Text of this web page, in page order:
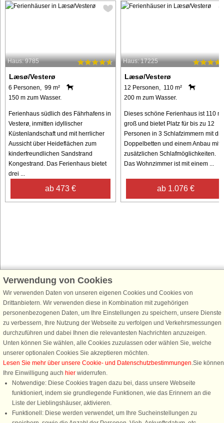
Haus: 9785
Læsø/Vesterø
6 Personen, 99 m²
150 m zum Wasser.
Ferienhaus südlich des Fährhafens in
Vesterø, inmitten idyllischer
Küstenlandschaft und mit herrlicher
Aussicht über Heideflächen zum
kinderfreundlichen Sandstrand
Kongestrand. Das Ferienhaus bietet
drei ...
ab 473 €
Haus: 17225
Læsø/Vesterø
12 Personen, 110 m²
200 m zum Wasser.
Dieses schöne Ferienhaus ist 110 m²
groß und bietet Platz für bis zu 12
Personen in 3 Schlafzimmern mit
Doppelbetten und einem Anbau mit
zusätzlichen Schlafmöglichkeiten.
Das Wohnzimmer ist mit einem ...
ab 1.076 €
Schließen Sie sich 100.000 Ferienhaus-Fans an
Erhalten Sie einen Willkommensgutschein von 25 €für Ihren nächsten
Ferienhausurlaub - melden Sie sich einfach für den DanCenter Newsletter
an. Verpassen Sie nie wieder exklusive Angebote, Gewinnspiele und
Urlaubstipps!
Newsletter abonnieren
Verwendung von Cookies
Wir verwenden Daten von unseren eigenen Cookies und Cookies von
Drittanbietern. Wir verwenden diese in Kombination mit zugehörigen
personenbezogenen Daten, um Ihre Einstellungen zu speichern, unsere Dienste
zu verbessern, Ihre Nutzung der Webseite zu verfolgen und Verkehrsmessungen
durchzuführen und dabei Ihnen die relevantesten Nachrichten anzuzeigen.
Unten können Sie wählen, alle Cookies zuzulassen oder wählen Sie, welche
unserer optionalen Cookies Sie akzeptieren möchten.
Lesen Sie mehr über unsere Cookie- und Datenschutzbestimmungen.Sie können
Ihre Einwilligung auch hier widerrufen.
Notwendige: Diese Cookies tragen dazu bei, dass unsere Webseite
funktioniert, indem sie grundlegende Funktionen, wie das Erinnern an die
Liste der Lieblingshäuser, aktivieren.
Funktionell: Diese werden verwendet, um Ihre Sucheinstellungen zu